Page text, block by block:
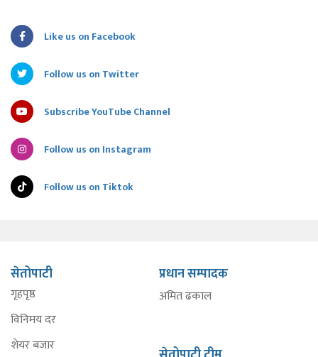
Like us on Facebook
Follow us on Twitter
Subscribe YouTube Channel
Follow us on Instagram
Follow us on Tiktok
सेतोपाटी
गृहपृष्ठ
विनिमय दर
शेयर बजार
प्रधान सम्पादक
अमित ढकाल